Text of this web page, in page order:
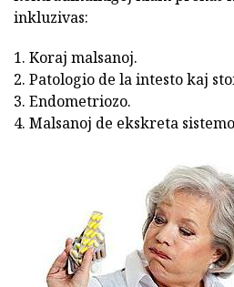
inkluzivas:
1. Koraj malsanoj.
2. Patologio de la intesto kaj
3. Endometriozo.
4. Malsanoj de ekskreta